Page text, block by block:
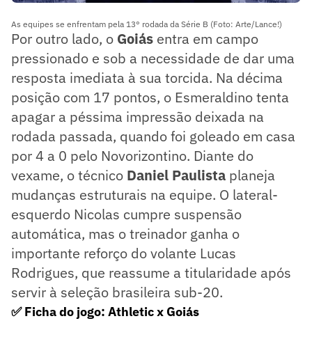
As equipes se enfrentam pela 13° rodada da Série B (Foto: Arte/Lance!)
Por outro lado, o Goiás entra em campo
pressionado e sob a necessidade de dar uma
resposta imediata à sua torcida. Na décima
posição com 17 pontos, o Esmeraldino tenta
apagar a péssima impressão deixada na
rodada passada, quando foi goleado em casa
por 4 a 0 pelo Novorizontino. Diante do
vexame, o técnico Daniel Paulista planeja
mudanças estruturais na equipe. O lateral-
esquerdo Nicolas cumpre suspensão
automática, mas o treinador ganha o
importante reforço do volante Lucas
Rodrigues, que reassume a titularidade após
servir à seleção brasileira sub-20.
✅ Ficha do jogo: Athletic x Goiás